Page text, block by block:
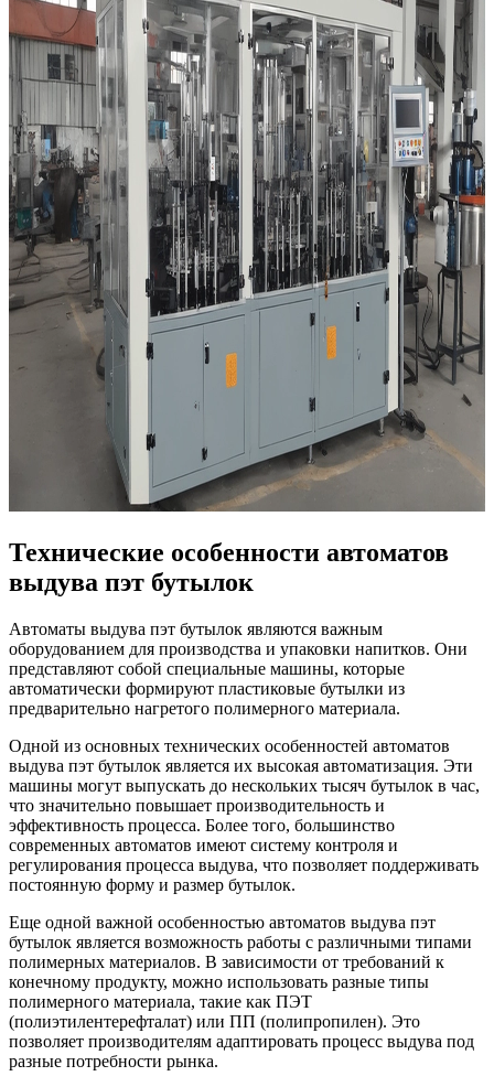
Технические особенности автоматов
выдува пэт бутылок
Автоматы выдува пэт бутылок являются важным
оборудованием для производства и упаковки напитков. Они
представляют собой специальные машины, которые
автоматически формируют пластиковые бутылки из
предварительно нагретого полимерного материала.
Одной из основных технических особенностей автоматов
выдува пэт бутылок является их высокая автоматизация. Эти
машины могут выпускать до нескольких тысяч бутылок в час,
что значительно повышает производительность и
эффективность процесса. Более того, большинство
современных автоматов имеют систему контроля и
регулирования процесса выдува, что позволяет поддерживать
постоянную форму и размер бутылок.
Еще одной важной особенностью автоматов выдува пэт
бутылок является возможность работы с различными типами
полимерных материалов. В зависимости от требований к
конечному продукту, можно использовать разные типы
полимерного материала, такие как ПЭТ
(полиэтилентерефталат) или ПП (полипропилен). Это
позволяет производителям адаптировать процесс выдува под
разные потребности рынка.